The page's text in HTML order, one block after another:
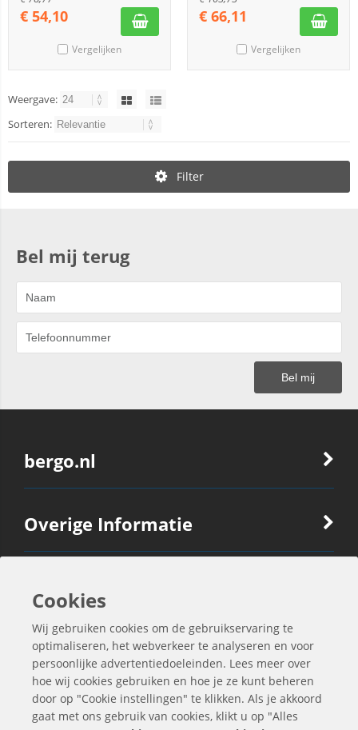
€ 54,10
Vergelijken
€ 66,11
Vergelijken
Weergave:
Sorteren:
Filter
Bel mij terug
bergo.nl
Overige Informatie
Ook Interessant
Contactgegevens
Cookies
Wij gebruiken cookies om de gebruikservaring te
optimaliseren, het webverkeer te analyseren en voor
persoonlijke advertentiedoeleinden. Lees meer over
hoe wij cookies gebruiken en hoe je ze kunt beheren
door op "Cookie instellingen" te klikken. Als je akkoord
gaat met ons gebruik van cookies, klikt u op "Alles